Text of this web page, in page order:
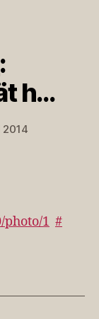
h…
2014
h…
photo/1 #